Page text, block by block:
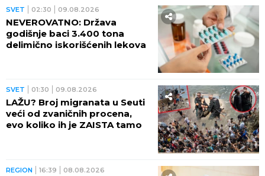
SVET 02:30 09.08.2026
NEVEROVATNO: Država
godišnje baci 3.400 tona
delimično iskorišćenih lekova
SVET 01:30 09.08.2026
LAŽU? Broj migranata u Seuti
veći od zvaničnih procena,
evo koliko ih je ZAISTA tamo
REGION 16:39 08.08.2026